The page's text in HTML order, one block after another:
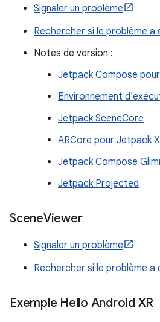
Signaler un problème
Rechercher si le problème a
Notes de version :
Jetpack Compose pour
Environnement
Jetpack SceneCore
ARCore pour Jetpack
Jetpack Compose
Jetpack Projected
SceneViewer
Signaler un problème
Rechercher si le problème a
Exemple Hello Android XR